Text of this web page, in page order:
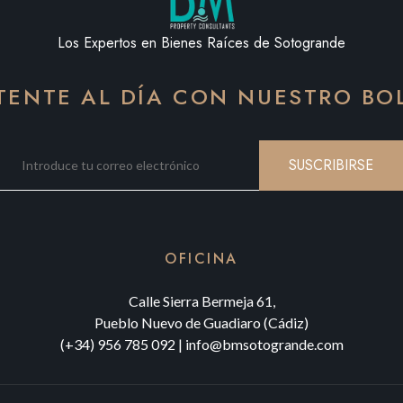
Los Expertos en Bienes Raíces de Sotogrande
AL DÍA CON NUESTRO
SUSCRIBIRSE
OFICINA
Calle Sierra Bermeja 61,
Pueblo Nuevo de Guadiaro (Cádiz)
(+34) 956 785 092 | info@bmsotogrande.com